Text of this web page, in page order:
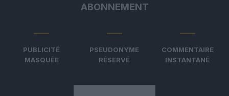
ABONNEMENT
PUBLICITÉ
MASQUÉE
PSEUDONYME
RÉSERVÉ
COMMENTAIRE
INSTANTANÉ